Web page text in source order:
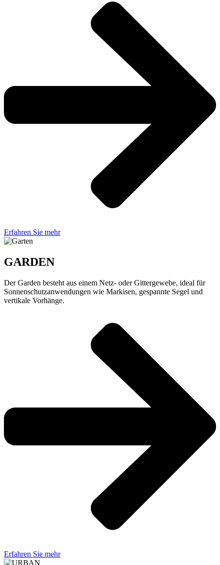
Erfahren Sie mehr
GARDEN
Der Garden besteht aus einem Netz- oder Gittergewebe, ideal für
Sonnenschutzanwendungen wie Markisen, gespannte Segel und
vertikale Vorhänge.
Erfahren Sie mehr